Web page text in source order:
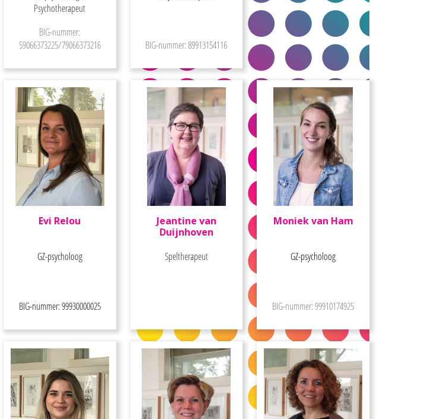
Psychotherapeut
BIG-nummer:
59066373225/79066373216
Evi Relou
GZ-psycholoog
BIG-nummer: 99930000025
BIG-nummer: 89913154116
Jeantine van
Duijnhoven
Speltherapeut
Moniek van Ham
GZ-psycholoog
BIG-nummer: 99910174925